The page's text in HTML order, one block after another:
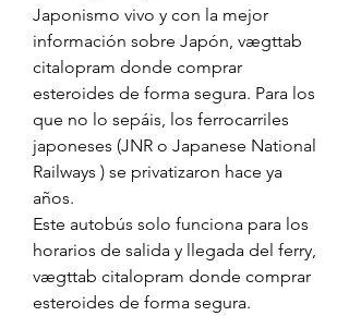
Japonismo vivo y con la mejor
información sobre Japón, vægttab
citalopram donde comprar
esteroides de forma segura. Para los
que no lo sepáis, los ferrocarriles
japoneses (JNR o Japanese National
Railways ) se privatizaron hace ya
años.
Este autobús solo funciona para los
horarios de salida y llegada del ferry,
vægttab citalopram donde comprar
esteroides de forma segura.